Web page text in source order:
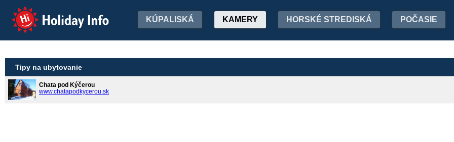
Holiday Info KÚPALISKÁ KAMERY HORSKÉ STREDISKÁ POČASIE
Tipy na ubytovanie
Chata pod Kýčerou
www.chatapodkycerou.sk